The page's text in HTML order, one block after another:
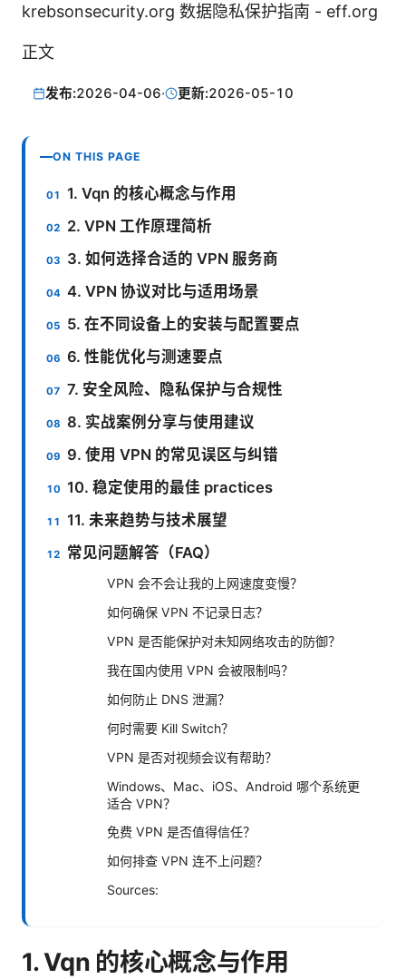
krebsonsecurity.org 数据隐私保护指南 - eff.org
正文
发布:2026-04-06· 更新:2026-05-10
ON THIS PAGE
1. Vqn 的核心概念与作用
2. VPN 工作原理简析
3. 如何选择合适的 VPN 服务商
4. VPN 协议对比与适用场景
5. 在不同设备上的安装与配置要点
6. 性能优化与测速要点
7. 安全风险、隐私保护与合规性
8. 实战案例分享与使用建议
9. 使用 VPN 的常见误区与纠错
10. 稳定使用的最佳 practices
11. 未来趋势与技术展望
常见问题解答（FAQ）
VPN 会不会让我的上网速度变慢？
如何确保 VPN 不记录日志？
VPN 是否能保护对未知网络攻击的防御？
我在国内使用 VPN 会被限制吗？
如何防止 DNS 泄漏？
何时需要 Kill Switch？
VPN 是否对视频会议有帮助？
Windows、Mac、iOS、Android 哪个系统更
适合 VPN？
免费 VPN 是否值得信任？
如何排查 VPN 连不上问题？
Sources:
1. Vqn 的核心概念与作用